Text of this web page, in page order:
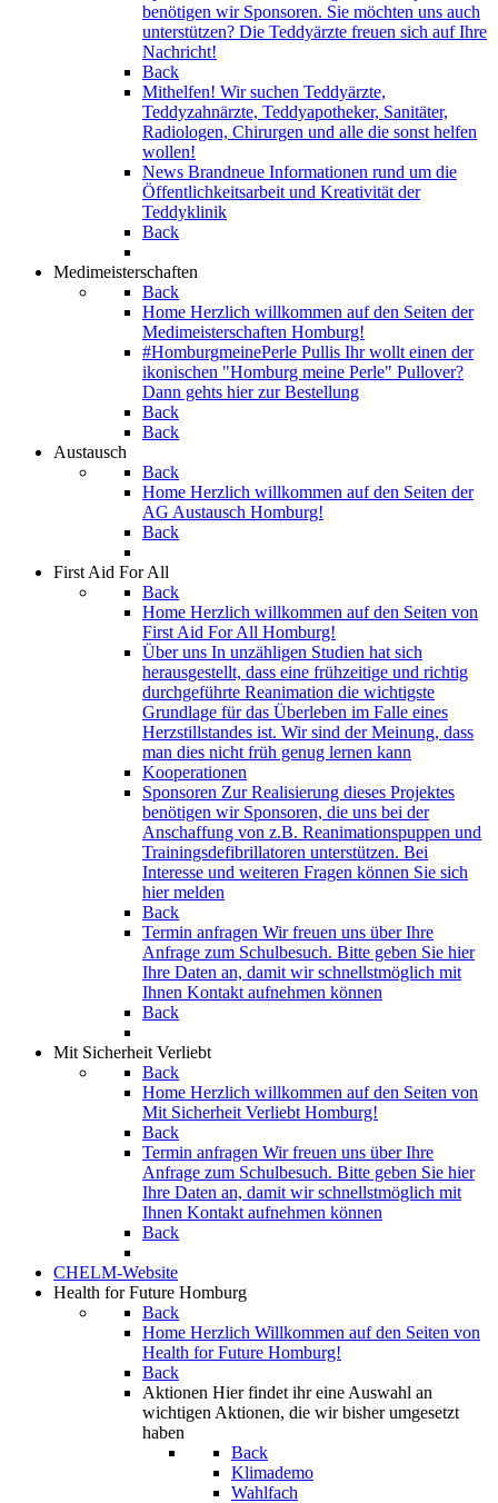
benötigen wir Sponsoren. Sie möchten uns auch
unterstützen? Die Teddyärzte freuen sich auf Ihre
Nachricht!
Back
Mithelfen! Wir suchen Teddyärzte,
Teddyzahnärzte, Teddyapotheker, Sanitäter,
Radiologen, Chirurgen und alle die sonst helfen
wollen!
News Brandneue Informationen rund um die
Öffentlichkeitsarbeit und Kreativität der
Teddyklinik
Back
Medimeisterschaften
Back
Home Herzlich willkommen auf den Seiten der
Medimeisterschaften Homburg!
#HomburgmeinePerle Pullis Ihr wollt einen der
ikonischen "Homburg meine Perle" Pullover?
Dann gehts hier zur Bestellung
Back
Back
Austausch
Back
Home Herzlich willkommen auf den Seiten der
AG Austausch Homburg!
Back
First Aid For All
Back
Home Herzlich willkommen auf den Seiten von
First Aid For All Homburg!
Über uns In unzähligen Studien hat sich
herausgestellt, dass eine frühzeitige und richtig
durchgeführte Reanimation die wichtigste
Grundlage für das Überleben im Falle eines
Herzstillstandes ist. Wir sind der Meinung, dass
man dies nicht früh genug lernen kann
Kooperationen
Sponsoren Zur Realisierung dieses Projektes
benötigen wir Sponsoren, die uns bei der
Anschaffung von z.B. Reanimationspuppen und
Trainingsdefibrillatoren unterstützen. Bei
Interesse und weiteren Fragen können Sie sich
hier melden
Back
Termin anfragen Wir freuen uns über Ihre
Anfrage zum Schulbesuch. Bitte geben Sie hier
Ihre Daten an, damit wir schnellstmöglich mit
Ihnen Kontakt aufnehmen können
Back
Mit Sicherheit Verliebt
Back
Home Herzlich willkommen auf den Seiten von
Mit Sicherheit Verliebt Homburg!
Back
Termin anfragen Wir freuen uns über Ihre
Anfrage zum Schulbesuch. Bitte geben Sie hier
Ihre Daten an, damit wir schnellstmöglich mit
Ihnen Kontakt aufnehmen können
Back
CHELM-Website
Health for Future Homburg
Back
Home Herzlich Willkommen auf den Seiten von
Health for Future Homburg!
Back
Aktionen Hier findet ihr eine Auswahl an
wichtigen Aktionen, die wir bisher umgesetzt
haben
Back
Klimademo
Wahlfach